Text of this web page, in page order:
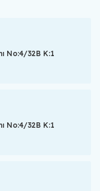
No:4/32B K:1
No:4/32B K:1